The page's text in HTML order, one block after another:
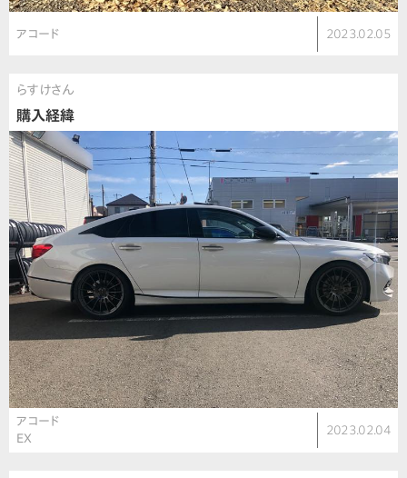
アコード 2023.02.05
らすけさん
購入経緯
アコード
EX
2023.02.04